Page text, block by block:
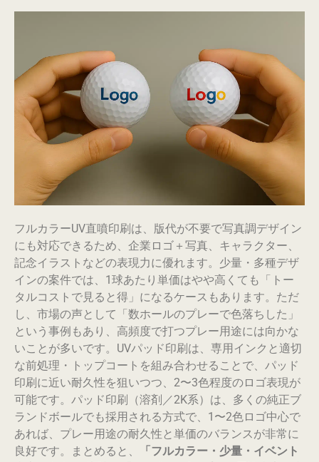
フルカラーUV直噴印刷は、版代が不要で写真調デザイン
にも対応できるため、企業ロゴ＋写真、キャラクター、
記念イラストなどの表現力に優れます。少量・多種デザ
インの案件では、1球あたり単価はやや高くても「トー
タルコストで見ると得」になるケースもあります。ただ
し、市場の声として「数ホールのプレーで色落ちした」
という事例もあり、高頻度で打つプレー用途には向かな
いことが多いです。UVパッド印刷は、専用インクと適切
な前処理・トップコートを組み合わせることで、パッド
印刷に近い耐久性を狙いつつ、2〜3色程度のロゴ表現が
可能です。パッド印刷（溶剤／2K系）は、多くの純正ブ
ランドボールでも採用される方式で、1〜2色ロゴ中心で
あれば、プレー用途の耐久性と単価のバランスが非常に
良好です。まとめると、
「フルカラー・少量・イベント